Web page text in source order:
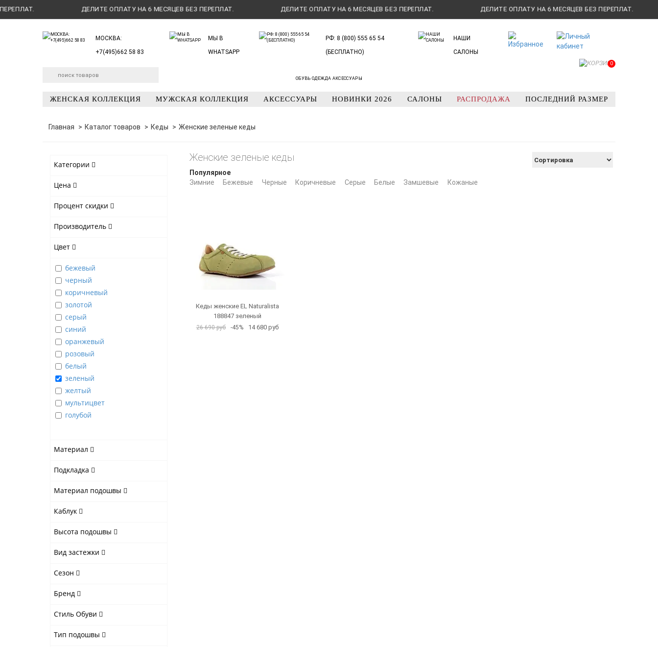
ДЕЛИТЕ ОПЛАТУ НА 6 МЕСЯЦЕВ БЕЗ ПЕРЕПЛАТ. ДЕЛИТЕ ОПЛАТУ НА 6 МЕСЯЦЕВ БЕЗ ПЕРЕПЛАТ. ДЕЛИТЕ ОПЛАТУ НА 6 МЕСЯЦЕВ БЕЗ ПЕРЕПЛАТ.
МОСКВА:
+7(495)662 58 83
МЫ В
WHATSAPP
РФ: 8 (800) 555 65 54
(БЕСПЛАТНО)
НАШИ
САЛОНЫ
ОБУВЬ ОДЕЖДА АКСЕССУАРЫ
0
ЖЕНСКАЯ КОЛЛЕКЦИЯ МУЖСКАЯ КОЛЛЕКЦИЯ АКСЕССУАРЫ НОВИНКИ 2026 САЛОНЫ РАСПРОДАЖА ПОСЛЕДНИЙ РАЗМЕР
Главная Каталог товаров Кеды Женские зеленые кеды
Категории
Цена
Процент скидки
Производитель
Цвет
бежевый
черный
коричневый
золотой
серый
синий
оранжевый
розовый
белый
зеленый
желтый
мультицвет
голубой
Материал
Подкладка
Материал подошвы
Каблук
Высота подошвы
Вид застежки
Сезон
Бренд
Стиль Обуви
Тип подошвы
Популярное
Зимние
Бежевые Черные Коричневые Серые Белые Замшевые Кожаные
Женские зеленые кеды
Кеды женские EL Naturalista
188847 зеленый
26 690 руб -45% 14 680 руб